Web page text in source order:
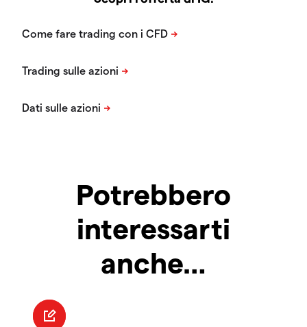
Potrebbero
interessarti
anche…